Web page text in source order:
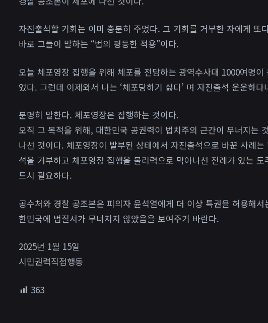
자진출석할 기회는 이미 충분히 주었다. 그 기회를 거부한 자에게 또
바로 그들이 말하는 “법의 평등한 적용”이다.
오늘 체포영장 집행을 위해 체포를 전담하는 광역수사대 1000여명
었다. 그런데 이제와서 나는 ‘체포당하기 싫다’ 며 자진출석 운운하다
분명히 말한다. 체포영장은 집행하는 것이다.
오직 그 목적을 위해, 대한민국 공권력이 법치주의 근간이 무너지는
나선 것이다. 체포영장이 발부된 상태에서 자진출석으로 바꾼 사례
석을 거부하고 체포영장 집행을 물리력으로 막아나선 전례가 있는
드시 필요하다.
공수처와 경찰 공조본은 피의자 윤석열에게 더 이상 특권을 허용해
한민국에 법질서가 무너지지 않았음을 보여주기 바란다.
2025년 1월 15일
시민권력직접행동
363